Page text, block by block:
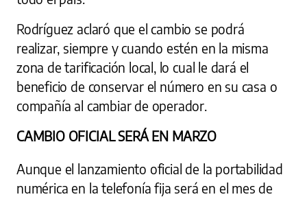
Rodríguez aclaró que el cambio se podrá
realizar, siempre y cuando estén en la misma
zona de tarificación local, lo cual le dará el
beneficio de conservar el número en su casa o
compañía al cambiar de operador.
CAMBIO OFICIAL SERÁ EN MARZO
Aunque el lanzamiento oficial de la portabilidad
numérica en la telefonía fija será en el mes de